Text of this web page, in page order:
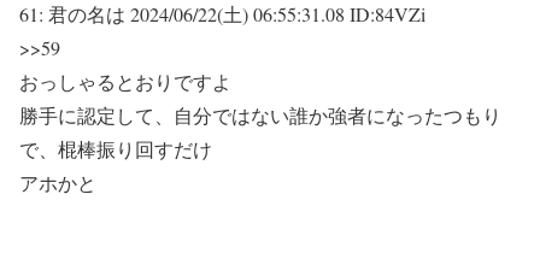
61: 君の名は 2024/06/22(土) 06:55:31.08 ID:84VZi
>>59
おっしゃるとおりですよ
勝手に認定して、自分ではない誰か強者になったつもり
で、棍棒振り回すだけ
アホかと